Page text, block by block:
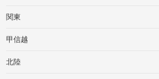
関東
甲信越
北陸